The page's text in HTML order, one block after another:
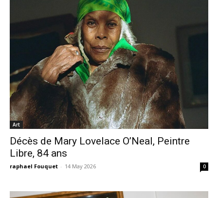
Art
Décès de Mary Lovelace O’Neal, Peintre
Libre, 84 ans
raphael Fouquet - 14 May 2026 0